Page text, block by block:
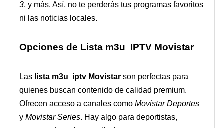
3, y más. Así, no te perderás tus programas favoritos
ni las noticias locales.
Opciones de Lista m3u IPTV Movistar
Las lista m3u iptv Movistar son perfectas para
quienes buscan contenido de calidad premium.
Ofrecen acceso a canales como Movistar Deportes
y Movistar Series. Hay algo para deportistas,